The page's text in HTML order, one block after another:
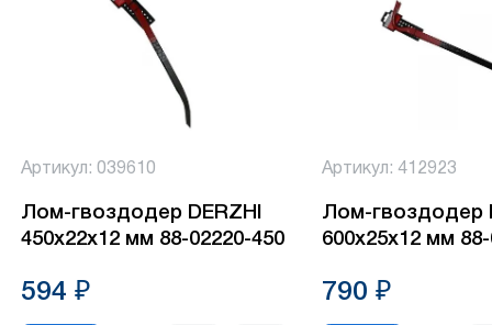
Артикул: 039610
Лом-гвоздодер DERZHI
450х22х12 мм 88-02220-450
594 ₽
Артикул: 412923
Лом-гвоздодер
600х25х12 мм
790 ₽